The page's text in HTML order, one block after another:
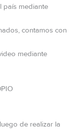
país mediante
contamos con
mediante
de realizar la